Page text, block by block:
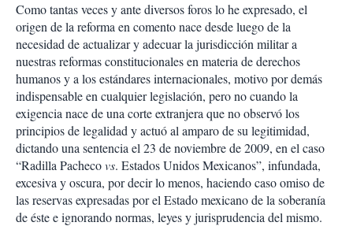
t
i
r
Como tantas veces y ante diversos foros lo he expresado, el
origen de la reforma en comento nace desde luego de la
necesidad de actualizar y adecuar la jurisdicción militar a
nuestras reformas constitucionales en materia de derechos
humanos y a los estándares internacionales, motivo por demás
indispensable en cualquier legislación, pero no cuando la
exigencia nace de una corte extranjera que no observó los
principios de legalidad y actuó al amparo de su legitimidad,
dictando una sentencia el 23 de noviembre de 2009, en el caso
“Radilla Pachecovs. Estados Unidos Mexicanos”, infundada,
excesiva y oscura, por decir lo menos, haciendo caso omiso de
las reservas expresadas por el Estado mexicano de la soberanía
de éste e ignorando normas, leyes y jurisprudencia del mismo.